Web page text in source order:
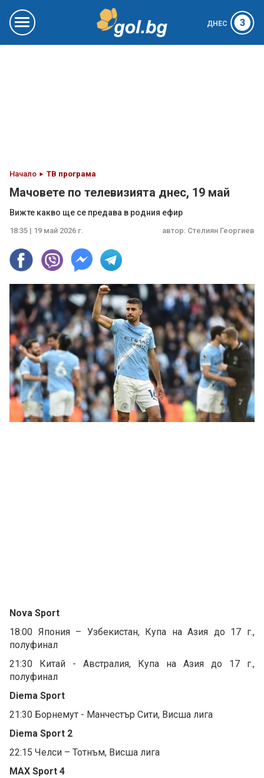
ДНЕС 3
Начало ТВ програма
Мачовете по телевизията днес, 19 май
Вижте какво ще се предава в родния ефир
18:35 | 19 май 2026 г. автор: Стелиян Георгиев
Nova Sport
18:00 Япония – Узбекистан, Купа на Азия до 17 г.,
полуфинал
21:30 Китай - Австралия, Купа на Азия до 17 г.,
полуфинал
Diema Sport
21:30 Борнемут - Манчестър Сити, Висша лига
Diema Sport 2
22:15 Челси – Тотнъм, Висша лига
MAX Sport 4